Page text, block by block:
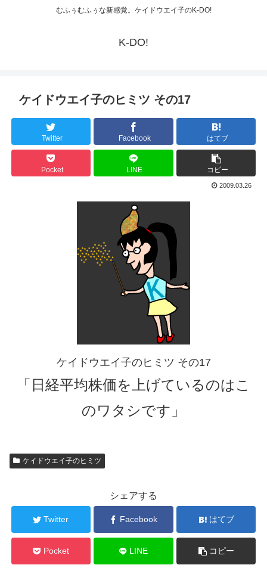
むふぅむふぅな新感覚。ケイドウエイ子のK-DO!
K-DO!
ケイドウエイ子のヒミツ その17
Twitter Facebook はてブ
Pocket LINE コピー
2009.03.26
ケイドウエイ子のヒミツ その17
「日経平均株価を上げているのはこ
のワタシです」
ケイドウエイ子のヒミツ
シェアする
Twitter Facebook はてブ
Pocket LINE コピー